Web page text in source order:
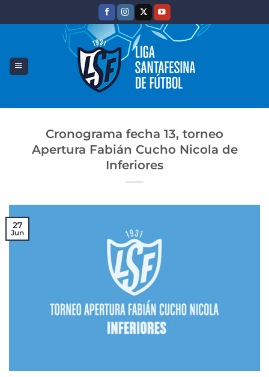
Cronograma fecha 13, torneo
Apertura Fabián Cucho Nicola de
Inferiores
27
Jun